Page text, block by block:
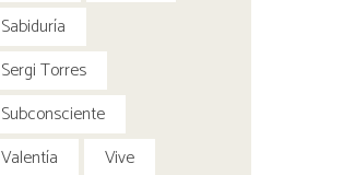
Sabiduría
Sergi Torres
Subconsciente
Valentía
Vive